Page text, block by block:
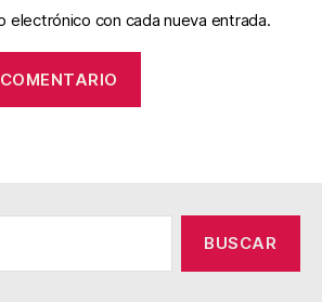
electrónico con cada nueva entrada.